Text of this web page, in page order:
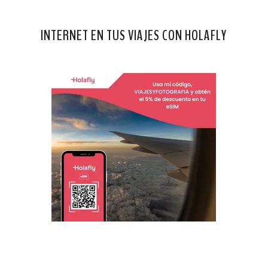
INTERNET EN TUS VIAJES CON HOLAFLY